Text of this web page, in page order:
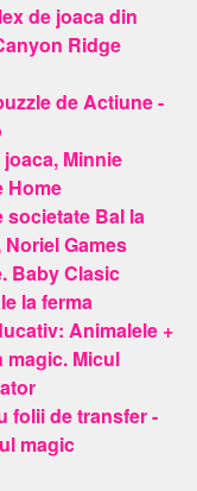
de joaca din
Ridge
de Actiune -
Minnie
Home
societate Bal la
Games
Baby Clasic
la ferma
Animalele +
magic. Micul
folii de transfer -
magic